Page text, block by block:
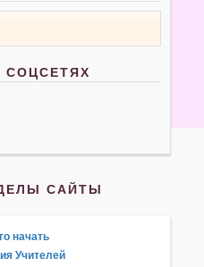
САЙТЫ
начать
Учителей